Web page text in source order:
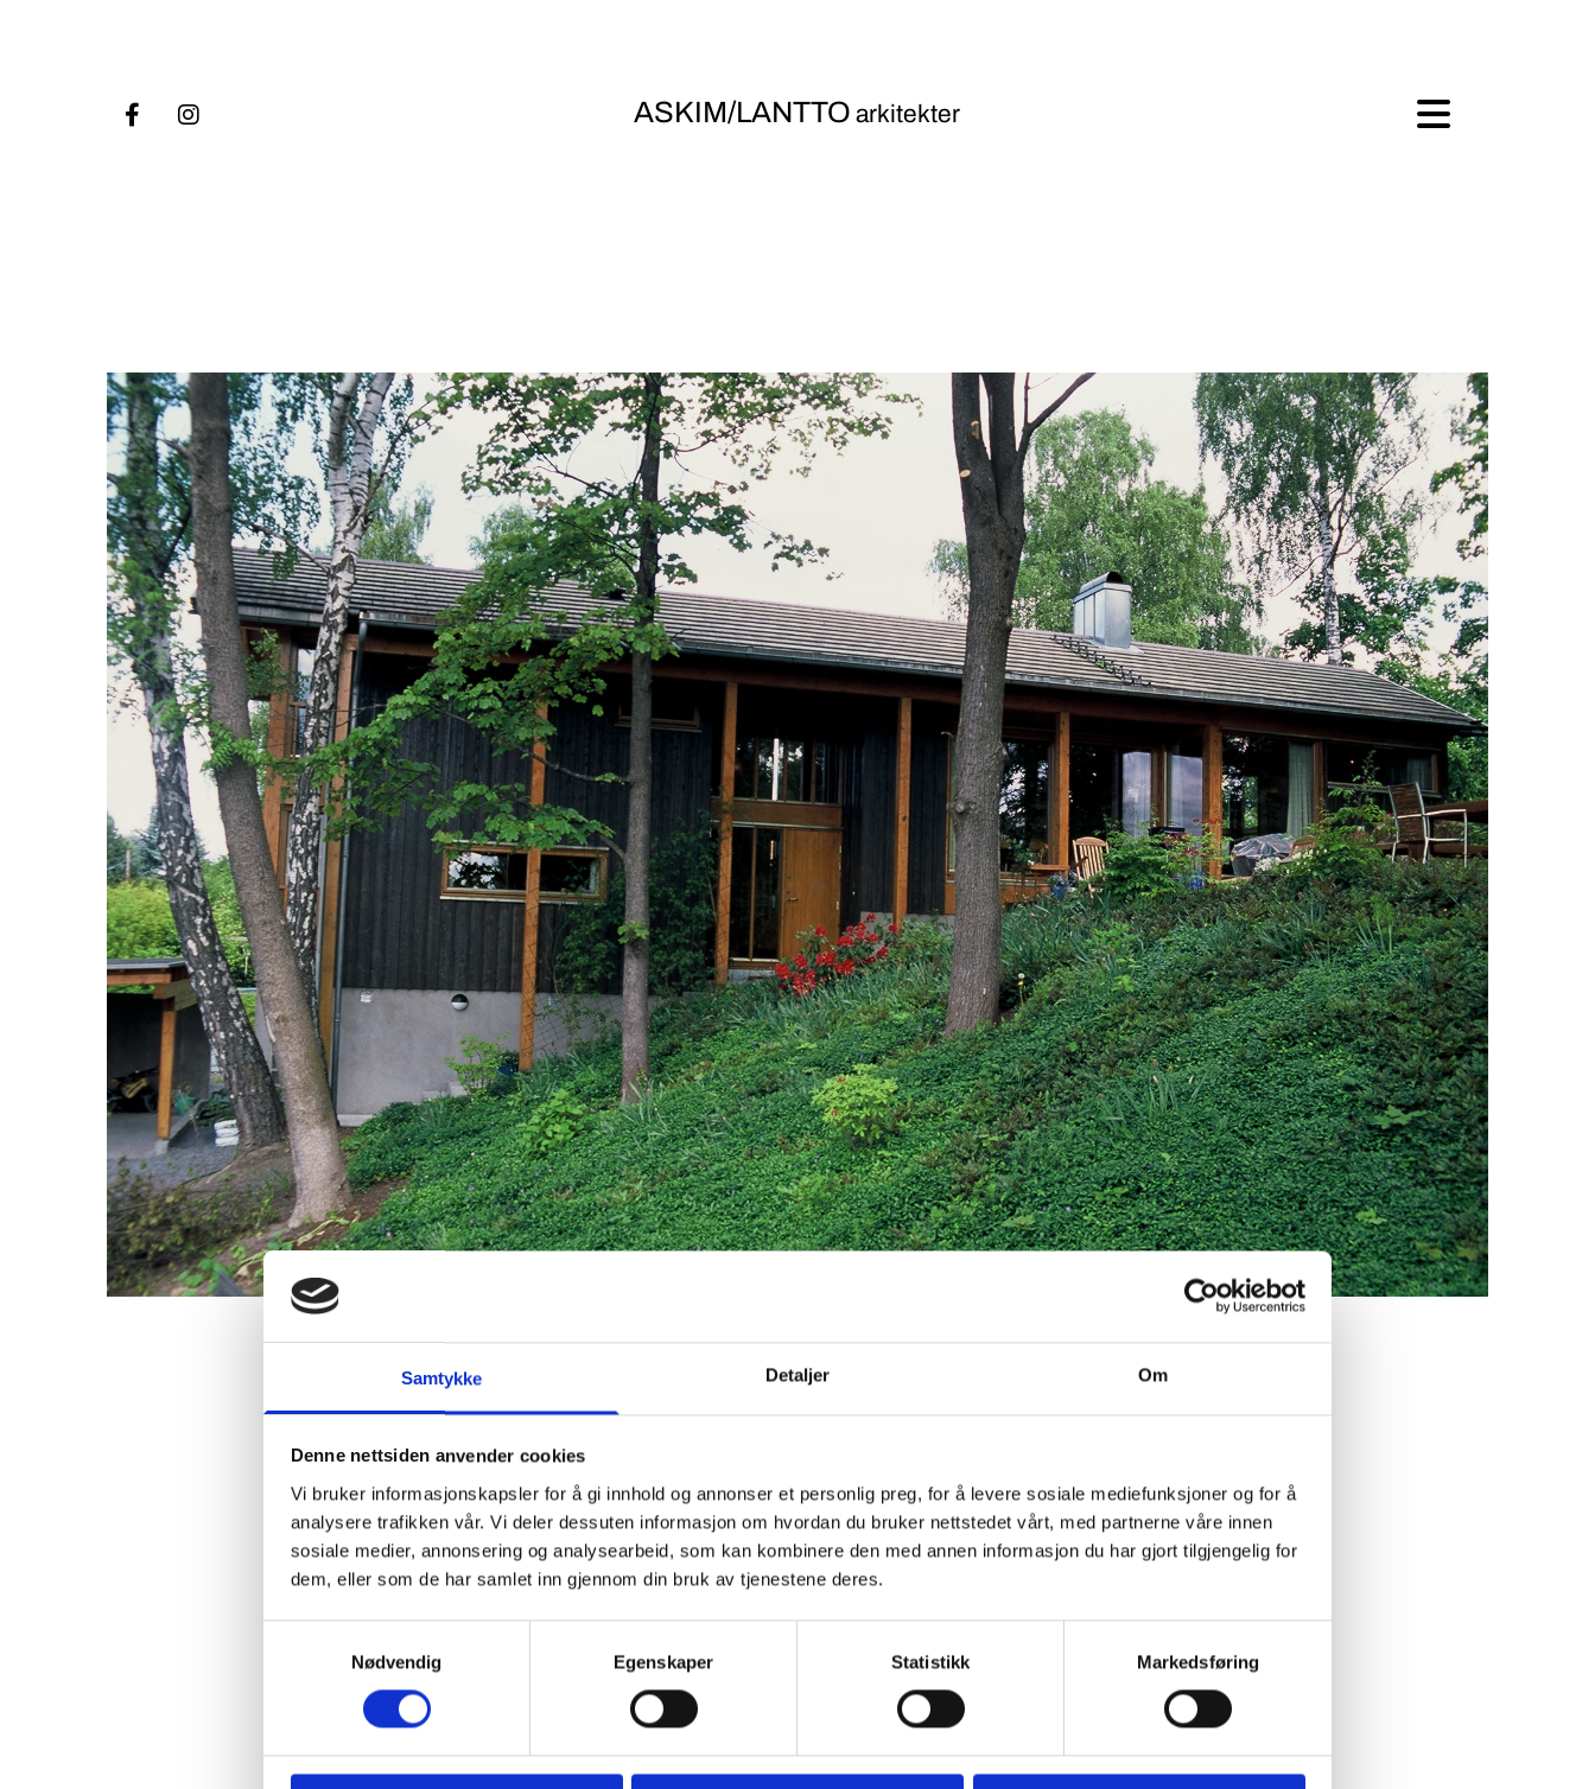
Samtykke Detaljer Om
Denne nettsiden anvender cookies
Vi bruker informasjonskapsler for å gi innhold og annonser et personlig preg, for å levere sosiale mediefunksjoner og for å
analysere trafikken vår. Vi deler dessuten informasjon om hvordan du bruker nettstedet vårt, med partnerne våre innen
sosiale medier, annonsering og analysearbeid, som kan kombinere den med annen informasjon du har gjort tilgjengelig for
dem, eller som de har samlet inn gjennom din bruk av tjenestene deres.
Nødvendig
Egenskaper Statistikk Markedsføring
ASKIM/LANTTO arkitekter
Villa Westgaard, Bærum
Byggeår
Oppdragsgiver
Kostnader
Areal
1996
Mariann og Eystein Westgaard
-